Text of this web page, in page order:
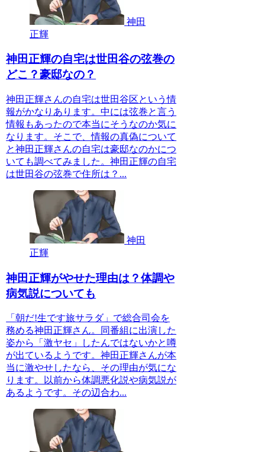
神田
正輝
神田正輝の自宅は世田谷の弦巻の
どこ？豪邸なの？
神田正輝さんの自宅は世田谷区という情
報がかなりあります。中には弦巻と言う
情報もあったので本当にそうなのか気に
なります。そこで、情報の真偽について
と神田正輝さんの自宅は豪邸なのかにつ
いても調べてみました。神田正輝の自宅
は世田谷の弦巻で住所は？...
神田
正輝
神田正輝がやせた理由は？体調や
病気説についても
「朝だ!生です旅サラダ」で総合司会を
務める神田正輝さん。同番組に出演した
姿から「激ヤセ」したんではないかと噂
が出ているようです。神田正輝さんが本
当に激やせしたなら、その理由が気にな
ります。以前から体調悪化説や病気説が
あるようです。その辺合わ...